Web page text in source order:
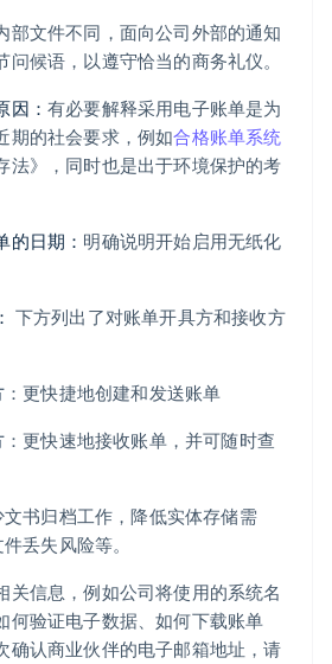
部文件不同，面向公司外部的通知
问候语，以遵守恰当的商务礼仪。
因： 有必要解释采用电子账单是为
期的社会要求，例如合格账单系统
法》，同时也是出于环境保护的考
的日期： 明确说明开始启用无纸化
下方列出了对账单开具方和接收方
：更快捷地创建和发送账单
：更快速地接收账单，并可随时查
文书归档工作，降低实体存储需
丢失风险等。
关信息，例如公司将使用的系统名
何验证电子数据、如何下载账单
确认商业伙伴的电子邮箱地址，请